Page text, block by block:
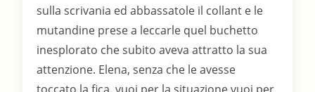
sulla scrivania ed abbassatole il collant e le
mutandine prese a leccarle quel buchetto
inesplorato che subito aveva attratto la sua
attenzione. Elena, senza che le avesse